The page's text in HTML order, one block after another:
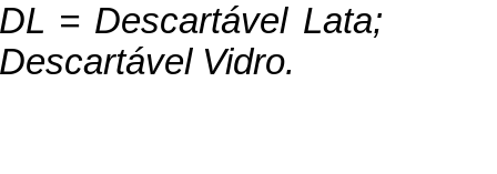
= Descartável Lata;
Vidro.